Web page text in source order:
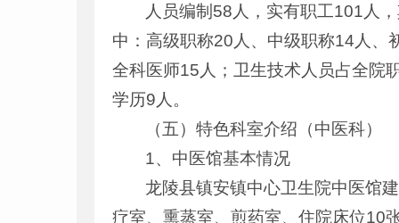
人员编制58人，实有职工101人
中：高级职称20人、中级职称14人、
全科医师15人；卫生技术人员占全院
学历9人。
（五）特色科室介绍（中医科）
1、中医馆基本情况
龙陵县镇安镇中心卫生院中医馆
疗室、熏蒸室、煎药室、住院床位10